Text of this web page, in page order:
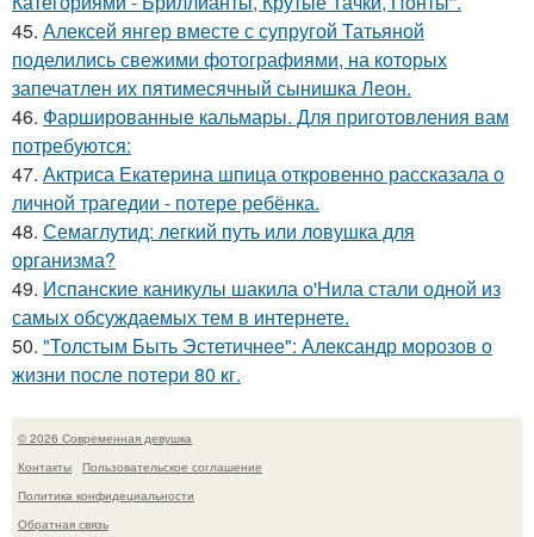
45. Алексей янгер вместе с супругой Татьяной
поделились свежими фотографиями, на которых
запечатлен их пятимесячный сынишка Леон.
46. Фаршированные кальмары. Для приготовления вам
потребуются:
47. Актриса Екатерина шпица откровенно рассказала о
личной трагедии - потере ребёнка.
48. Семаглутид: легкий путь или ловушка для
организма?
49. Испанские каникулы шакила о'Нила стали одной из
самых обсуждаемых тем в интернете.
50. "Толстым Быть Эстетичнее": Александр морозов о
жизни после потери 80 кг.
© 2026 Современная девушка
Контакты
Пользовательское соглашение
Политика конфидециальности
Обратная связь